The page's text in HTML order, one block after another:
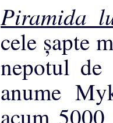
Piramida
cele şapte
nepotul
anume
acum